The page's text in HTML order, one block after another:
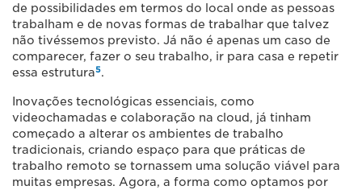
de possibilidades em termos do local onde as pessoas
trabalham e de novas formas de trabalhar que talvez
não tivéssemos previsto. Já não é apenas um caso de
comparecer, fazer o seu trabalho, ir para casa e repetir
essa estrutura5.
Inovações tecnológicas essenciais, como
videochamadas e colaboração na cloud, já tinham
começado a alterar os ambientes de trabalho
tradicionais, criando espaço para que práticas de
trabalho remoto se tornassem uma solução viável para
muitas empresas. Agora, a forma como optamos por